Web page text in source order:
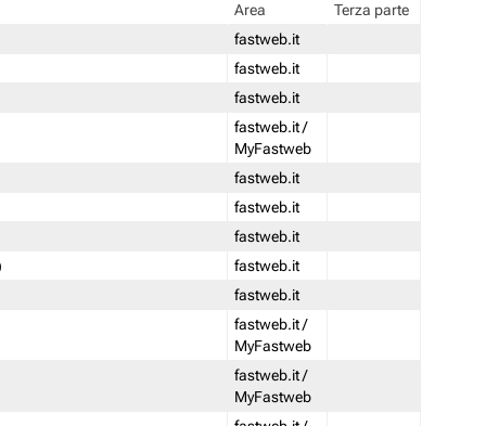
Area
Terza parte
fastweb.it
fastweb.it
fastweb.it
fastweb.it /
MyFastweb
fastweb.it
fastweb.it
fastweb.it
fastweb.it
fastweb.it
fastweb.it /
MyFastweb
fastweb.it /
MyFastweb